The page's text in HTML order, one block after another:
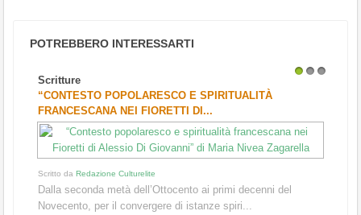
POTREBBERO INTERESSARTI
Scritture
“CONTESTO POPOLARESCO E SPIRITUALITÀ
FRANCESCANA NEI FIORETTI DI...
Scritto da Redazione Culturelite
Dalla seconda metà dell’Ottocento ai primi decenni del
Novecento, per il convergere di istanze spiri...